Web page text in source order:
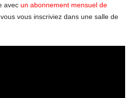
avec un abonnement mensuel de
vous inscriviez dans une salle de